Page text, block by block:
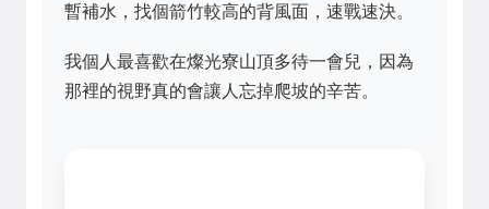
暫補水，找個箭竹較高的背風面，速戰速決。
我個人最喜歡在燦光寮山頂多待一會兒，因為
那裡的視野真的會讓人忘掉爬坡的辛苦。